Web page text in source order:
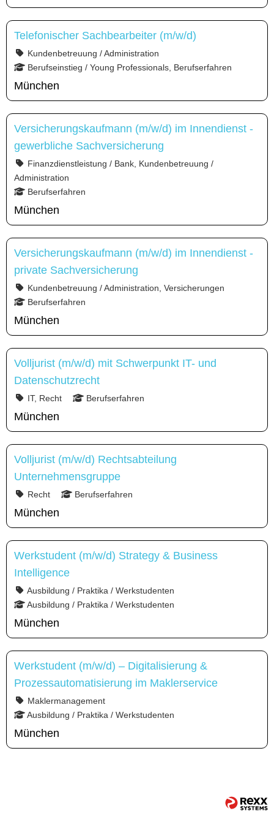
Telefonischer Sachbearbeiter (m/w/d)
Kundenbetreuung / Administration
Berufseinstieg / Young Professionals, Berufserfahren
München
Versicherungskaufmann (m/w/d) im Innendienst -
gewerbliche Sachversicherung
Finanzdienstleistung / Bank, Kundenbetreuung /
Administration
Berufserfahren
München
Versicherungskaufmann (m/w/d) im Innendienst -
private Sachversicherung
Kundenbetreuung / Administration, Versicherungen
Berufserfahren
München
Volljurist (m/w/d) mit Schwerpunkt IT- und
Datenschutzrecht
IT, Recht Berufserfahren
München
Volljurist (m/w/d) Rechtsabteilung
Unternehmensgruppe
Recht Berufserfahren
München
Werkstudent (m/w/d) Strategy & Business
Intelligence
Ausbildung / Praktika / Werkstudenten
Ausbildung / Praktika / Werkstudenten
München
Werkstudent (m/w/d) – Digitalisierung &
Prozessautomatisierung im Maklerservice
Maklermanagement
Ausbildung / Praktika / Werkstudenten
München